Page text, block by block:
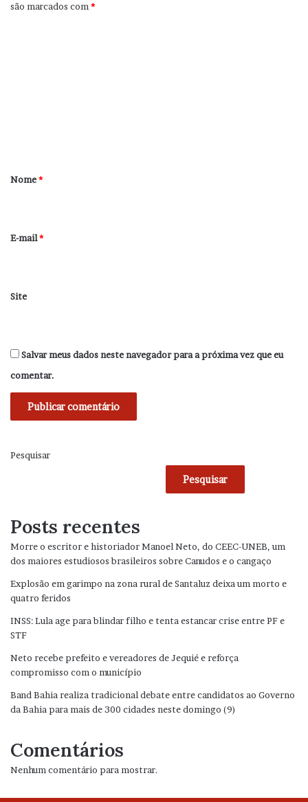
são marcados com*
r
*
Nome*
E-mail*
Site
Salvar meus dados neste navegador para a próxima vez que eu
comentar.
Pesquisar
Pesquisar
Posts recentes
Morre o escritor e historiador Manoel Neto, do CEEC-UNEB, um
dos maiores estudiosos brasileiros sobre Canudos e o cangaço
Explosão em garimpo na zona rural de Santaluz deixa um morto e
quatro feridos
INSS: Lula age para blindar filho e tenta estancar crise entre PF e
STF
Neto recebe prefeito e vereadores de Jequié e reforça
compromisso com o município
Band Bahia realiza tradicional debate entre candidatos ao Governo
da Bahia para mais de 300 cidades neste domingo (9)
Comentários
Nenhum comentário para mostrar.